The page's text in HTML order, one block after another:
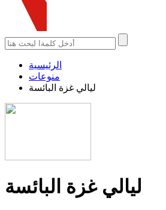
الرئيسية
منوعات
ليالي غزة البائسة
ليالي غزة البائسة